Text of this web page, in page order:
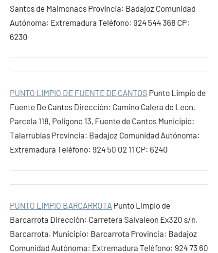
Santos de Maimonaos Provincia: Badajoz Comunidad
Autónoma: Extremadura Teléfono: 924 544 368 CP:
6230
PUNTO LIMPIO DE FUENTE DE CANTOS Punto Limpio de
Fuente De Cantos Dirección: Camino Calera de Leon,
Parcela 118, Poligono 13, Fuente de Cantos Municipio:
Talarrubias Provincia: Badajoz Comunidad Autónoma:
Extremadura Teléfono: 924 50 02 11 CP: 6240
PUNTO LIMPIO BARCARROTA Punto Limpio de
Barcarrota Dirección: Carretera Salvaleon Ex320 s/n,
Barcarrota. Municipio: Barcarrota Provincia: Badajoz
Comunidad Autónoma: Extremadura Teléfono: 924 73 60